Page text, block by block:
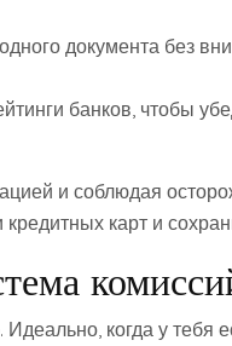
документа без
банков, чтобы
и соблюдая
карт и
когда у тебя